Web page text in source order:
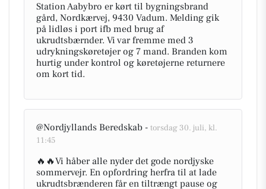
Station Aabybro er kørt til bygningsbrand
gård, Nordkærvej, 9430 Vadum. Melding gik
på lidløs i port ifb med brug af
ukrudtsbærnder. Vi var fremme med 3
udrykningskøretøjer og 7 mand. Branden kom
hurtig under kontrol og køretøjerne returnere
om kort tid.
@Nordjyllands Beredskab - torsdag 30. juli, kl.
11:45
🔥🔥Vi håber alle nyder det gode nordjyske
sommervejr. En opfordring herfra til at lade
ukrudtsbrænderen får en tiltrængt pause og